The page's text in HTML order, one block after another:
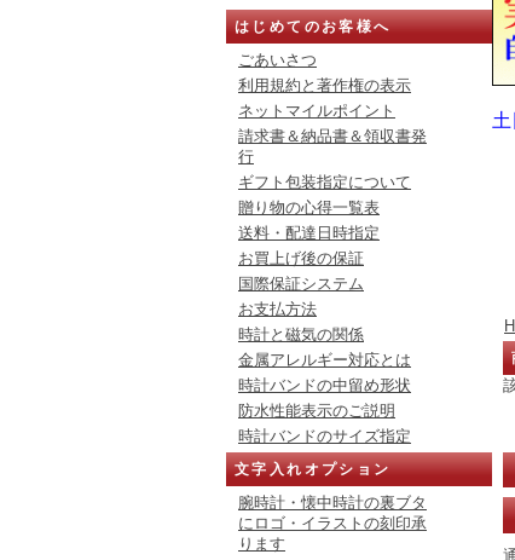
はじめてのお客様へ
ごあいさつ
利用規約と著作権の表示
ネットマイルポイント
請求書＆納品書＆領収書発
行
ギフト包装指定について
贈り物の心得一覧表
送料・配達日時指定
お買上げ後の保証
国際保証システム
お支払方法
時計と磁気の関係
金属アレルギー対応とは
時計バンドの中留め形状
防水性能表示のご説明
時計バンドのサイズ指定
文字入れオプション
腕時計・懐中時計の裏ブタ
にロゴ・イラストの刻印承
ります